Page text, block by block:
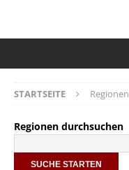
STARTSEITE Regionen
Regionen durchsuchen